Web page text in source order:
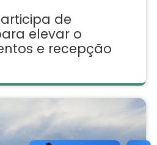
de
elevar o
e recepção